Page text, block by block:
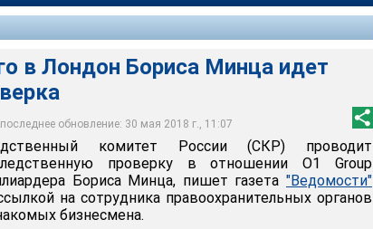
в Лондон Бориса Минца идет
обновление: 30 мая 2018 г., 11:07
проводит доследственную проверку в
Бориса Минца
комитет России (СКР) проводит
проверку в отношении O1 Group
Бориса Минца, пишет газета "Ведомости"
на сотрудника правоохранительных органов
бизнесмена.